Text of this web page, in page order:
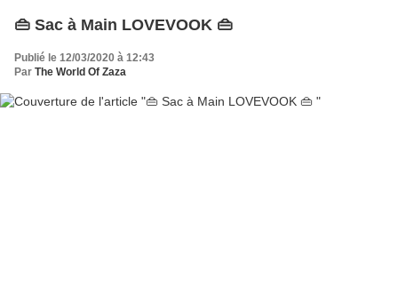
👜 Sac à Main LOVEVOOK 👜
Publié le 12/03/2020 à 12:43
Par The World Of Zaza